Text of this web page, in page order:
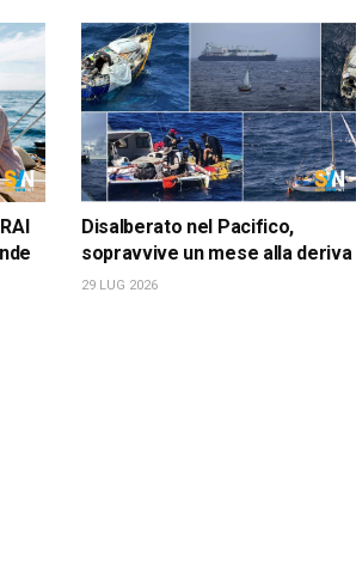
Disalberato nel Pacifico,
sopravvive un mese alla deriva
29 LUG 2026